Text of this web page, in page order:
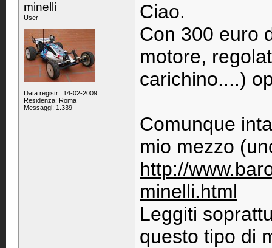
minelli
User
Data registr.: 14-02-2009
Residenza: Roma
Messaggi: 1.339
Ciao.
Con 300 euro
motore,
carichino....)
Comunque
mio mezzo
http://
minelli.html
Leggiti
questo tipo di